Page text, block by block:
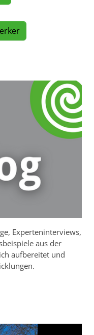
Experteninterviews,
aus der
aufbereitet und